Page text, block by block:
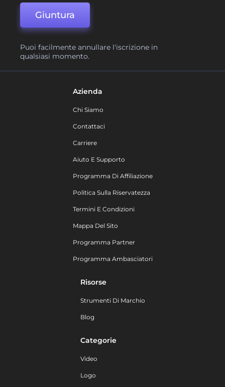
Giuntura
Puoi facilmente annullare l'iscrizione in
qualsiasi momento.
Azienda
Chi Siamo
Contattaci
Carriere
Aiuto E Supporto
Programma Di Affiliazione
Politica Sulla Riservatezza
Termini E Condizioni
Mappa Del Sito
Programma Partner
Programma Ambasciatori
Risorse
Strumenti Di Marchio
Blog
Categorie
Video
Logo